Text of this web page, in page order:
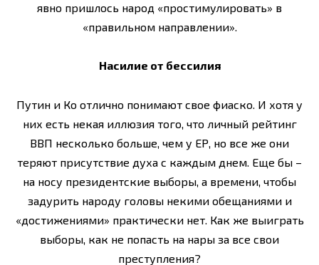
явно пришлось народ «простимулировать» в
«правильном направлении».
Насилие от бессилия
Путин и Ко отлично понимают свое фиаско. И хотя у
них есть некая иллюзия того, что личный рейтинг
ВВП несколько больше, чем у ЕР, но все же они
теряют присутствие духа с каждым днем. Еще бы –
на носу президентские выборы, а времени, чтобы
задурить народу головы некими обещаниями и
«достижениями» практически нет. Как же выиграть
выборы, как не попасть на нары за все свои
преступления?